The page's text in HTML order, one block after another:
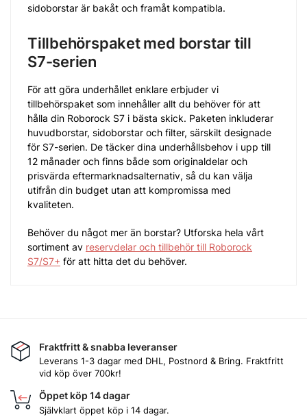
sidoborstar är bakåt och framåt kompatibla.
Tillbehörspaket med borstar till
S7-serien
För att göra underhållet enklare erbjuder vi
tillbehörspaket som innehåller allt du behöver för att
hålla din Roborock S7 i bästa skick. Paketen inkluderar
huvudborstar, sidoborstar och filter, särskilt designade
för S7-serien. De täcker dina underhållsbehov i upp till
12 månader och finns både som originaldelar och
prisvärda eftermarknadsalternativ, så du kan välja
utifrån din budget utan att kompromissa med
kvaliteten.
Behöver du något mer än borstar? Utforska hela vårt
sortiment av reservdelar och tillbehör till Roborock
S7/S7+ för att hitta det du behöver.
Fraktfritt & snabba leveranser
Leverans 1-3 dagar med DHL, Postnord & Bring. Fraktfritt
vid köp över 700kr!
Öppet köp 14 dagar
Självklart öppet köp i 14 dagar.